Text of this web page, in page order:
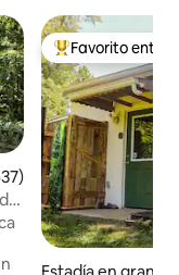
promedio: 4.96 de
Favorito entre
Favorito entre
Estadía en granja